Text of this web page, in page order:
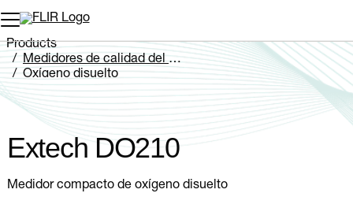
Products
Medidores de calidad del agua
Oxígeno disuelto
Extech DO210
Extech DO210
Medidor compacto de oxígeno disuelto